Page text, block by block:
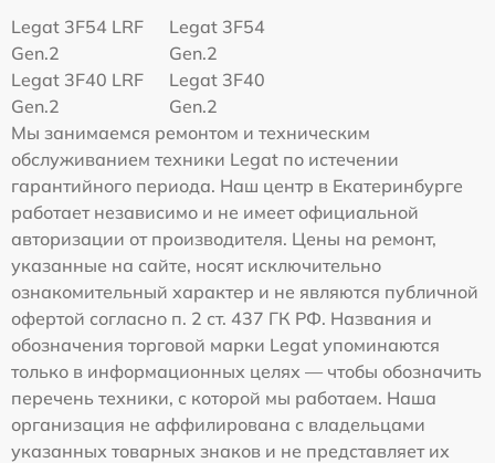
Legat 3F54 LRF
Gen.2
Legat 3F54
Gen.2
Legat 3F40 LRF
Gen.2
Legat 3F40
Gen.2
Мы занимаемся ремонтом и техническим
обслуживанием техники Legat по истечении
гарантийного периода. Наш центр в Екатеринбурге
работает независимо и не имеет официальной
авторизации от производителя. Цены на ремонт,
указанные на сайте, носят исключительно
ознакомительный характер и не являются публичной
офертой согласно п. 2 ст. 437 ГК РФ. Названия и
обозначения торговой марки Legat упоминаются
только в информационных целях — чтобы обозначить
перечень техники, с которой мы работаем. Наша
организация не аффилирована с владельцами
указанных товарных знаков и не представляет их